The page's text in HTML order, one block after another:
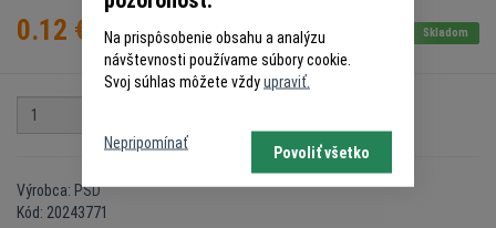
0.12 € s DPH Skladom
Výrobca: PSD
Kód: 20243771
Na prispôsobenie obsahu a analýzu
návštevnosti používame súbory cookie.
Svoj súhlas môžete vždyupraviť.
Nepripomínať
Povoliť všetko